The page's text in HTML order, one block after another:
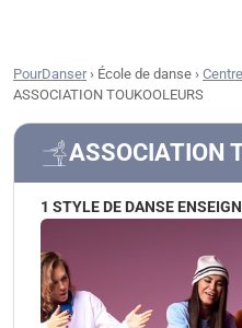
PourDanser› École de danse ›
ASSOCIATION TOUKOOLEURS
ASSOCIATION
1 STYLE DE DANSE